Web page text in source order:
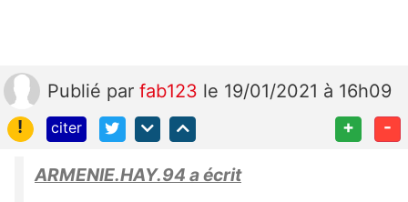
Publié par fab123 le 19/01/2021 à 16h09
!
citer + -
ARMENIE.HAY.94 a écrit